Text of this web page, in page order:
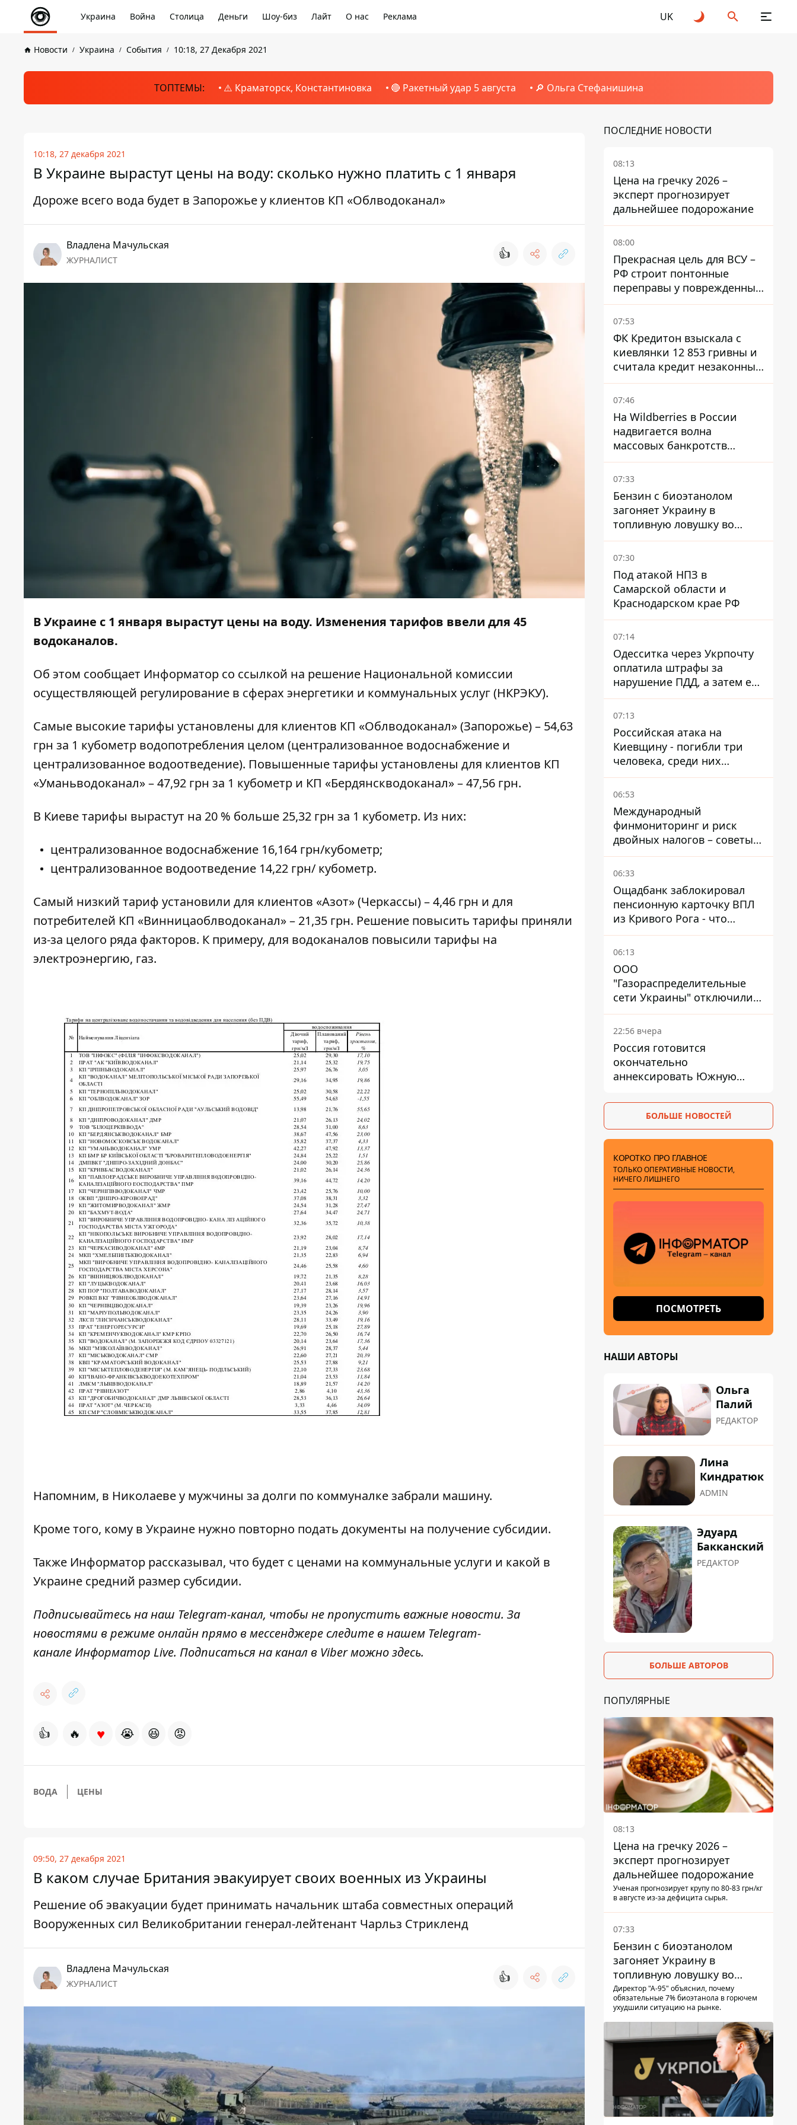
Украина Война Столица Деньги Шоу-биз Лайт О нас Реклама UK
Новости Украина События 10:18, 27 Декабря 2021
ТОПТЕМЫ: ⚠️ Краматорск, Константиновка 🔴 Ракетный удар 5 августа 🔎 Ольга Стефанишина
10:18, 27 декабря 2021
В Украине вырастут цены на воду: сколько нужно платить с 1 января
Дороже всего вода будет в Запорожье у клиентов КП «Облводоканал»
Владлена Мачульская
ЖУРНАЛИСТ 👍
В Украине с 1 января вырастут цены на воду. Изменения тарифов ввели для 45
водоканалов.
Об этом сообщает Информатор со ссылкой на решение Национальной комиссии
осуществляющей регулирование в сферах энергетики и коммунальных услуг (НКРЭКУ).
Самые высокие тарифы установлены для клиентов КП «Облводоканал» (Запорожье) – 54,63
грн за 1 кубометр водопотребления целом (централизованное водоснабжение и
централизованное водоотведение). Повышенные тарифы установлены для клиентов КП
«Уманьводоканал» – 47,92 грн за 1 кубометр и КП «Бердянскводоканал» – 47,56 грн.
В Киеве тарифы вырастут на 20 % больше 25,32 грн за 1 кубометр. Из них:
централизованное водоснабжение 16,164 грн/кубометр;
централизованное водоотведение 14,22 грн/ кубометр.
Самый низкий тариф установили для клиентов «Азот» (Черкассы) – 4,46 грн и для
потребителей КП «Винницаоблводоканал» – 21,35 грн. Решение повысить тарифы приняли
из-за целого ряда факторов. К примеру, для водоканалов повысили тарифы на
электроэнергию, газ.
Напомним, в Николаевеу мужчины за долги по коммуналке забрали машину.
Кроме того, кому в Украине нужно повторно подать документы на получение субсидии.
Также Информатор рассказывал, что будет с ценами на коммунальные услуги и какой в
Украине средний размер субсидии.
Подписывайтесь на наш Telegram-канал, чтобы не пропустить важные новости. За
новостями в режиме онлайн прямо в мессенджере следите в нашем Telegram-
канале Информатор Live. Подписаться на канал в Viber можноздесь.
👍 🔥 ♥ 😭 😆 😡
ВОДА ЦЕНЫ
09:50, 27 декабря 2021
В каком случае Британия эвакуирует своих военных из Украины
Решение об эвакуации будет принимать начальник штаба совместных операций
Вооруженных сил Великобритании генерал-лейтенант Чарльз Стрикленд
Владлена Мачульская
ЖУРНАЛИСТ 👍
ПОСЛЕДНИЕ НОВОСТИ
08:13
Цена на гречку 2026 –
эксперт прогнозирует
дальнейшее подорожание
08:00
Прекрасная цель для ВСУ –
РФ строит понтонные
переправы у поврежденных
мостов на ТОТ
07:53
ФК Кредитон взыскала с
киевлянки 12 853 гривны и
считала кредит незаконным
- что решил суд
07:46
На Wildberries в России
надвигается волна
массовых банкротств
продавцов - Reuters
07:33
Бензин с биоэтанолом
загоняет Украину в
топливную ловушку во
время войны - Сергей Куюн
07:30
Под атакой НПЗ в
Самарской области и
Краснодарском крае РФ
07:14
Одесситка через Укрпочту
оплатила штрафы за
нарушение ПДД, а затем ее
счета заблокировали - в
чем причина и что решил
07:13
Российская атака на
Киевщину - погибли три
человека, среди них
ребенок 2022 года
рождения
06:53
Международный
финмониторинг и риск
двойных налогов – советы
украинцам в Польше
06:33
Ощадбанк заблокировал
пенсионную карточку ВПЛ
из Кривого Рога - что
решил суд
06:13
ООО
"Газораспределительные
сети Украины" отключили
львовянке газ - что решил
суд
22:56 вчера
Россия готовится
окончательно
аннексировать Южную
обеспокоены
БОЛЬШЕ НОВОСТЕЙ
КОРОТКО ПРО ГЛАВНОЕ
ТОЛЬКО ОПЕРАТИВНЫЕ НОВОСТИ,
НИЧЕГО ЛИШНЕГО
ПОСМОТРЕТЬ
НАШИ АВТОРЫ
Ольга
Палий
РЕДАКТОР
Лина
Киндратюк
ADMIN
Эдуард
Бакканский
РЕДАКТОР
БОЛЬШЕ АВТОРОВ
ПОПУЛЯРНЫЕ
08:13
Цена на гречку 2026 –
эксперт прогнозирует
дальнейшее подорожание
Ученая прогнозирует крупу по 80-83 грн/кг
в августе из-за дефицита сырья.
07:33
Бензин с биоэтанолом
загоняет Украину в
топливную ловушку во
время войны - Сергей Куюн
Директор "А-95" объяснил, почему
обязательные 7% биоэтанола в горючем
ухудшили ситуацию на рынке.